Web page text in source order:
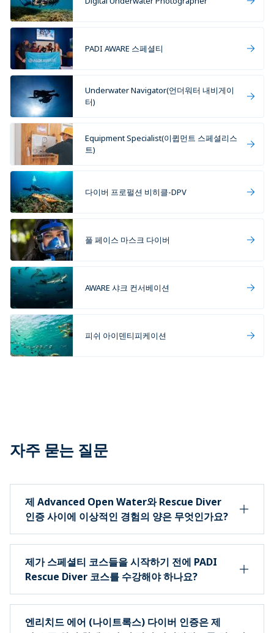
PADI AWARE 스페셜티
Underwater Navigator(언더워터 내비게이
터)
Equipment Specialist(이큅먼트 스페셜리스
트)
다이버 프로펄션 비히클-DPV
풀 페이스 마스크 다이버
AWARE 샤크 컨서베이션
피쉬 아이덴티피케이션
자주 묻는 질문
제 Advanced Open Water와 Rescue Diver
인증 사이에 이상적인 경험의 양은 무엇인가요?
제가 스페셜티 코스들을 시작하기 전에 PADI
Rescue Diver 코스를 수강해야 하나요?
엔리치드 에어 (나이트록스) 다이버 인증은 제